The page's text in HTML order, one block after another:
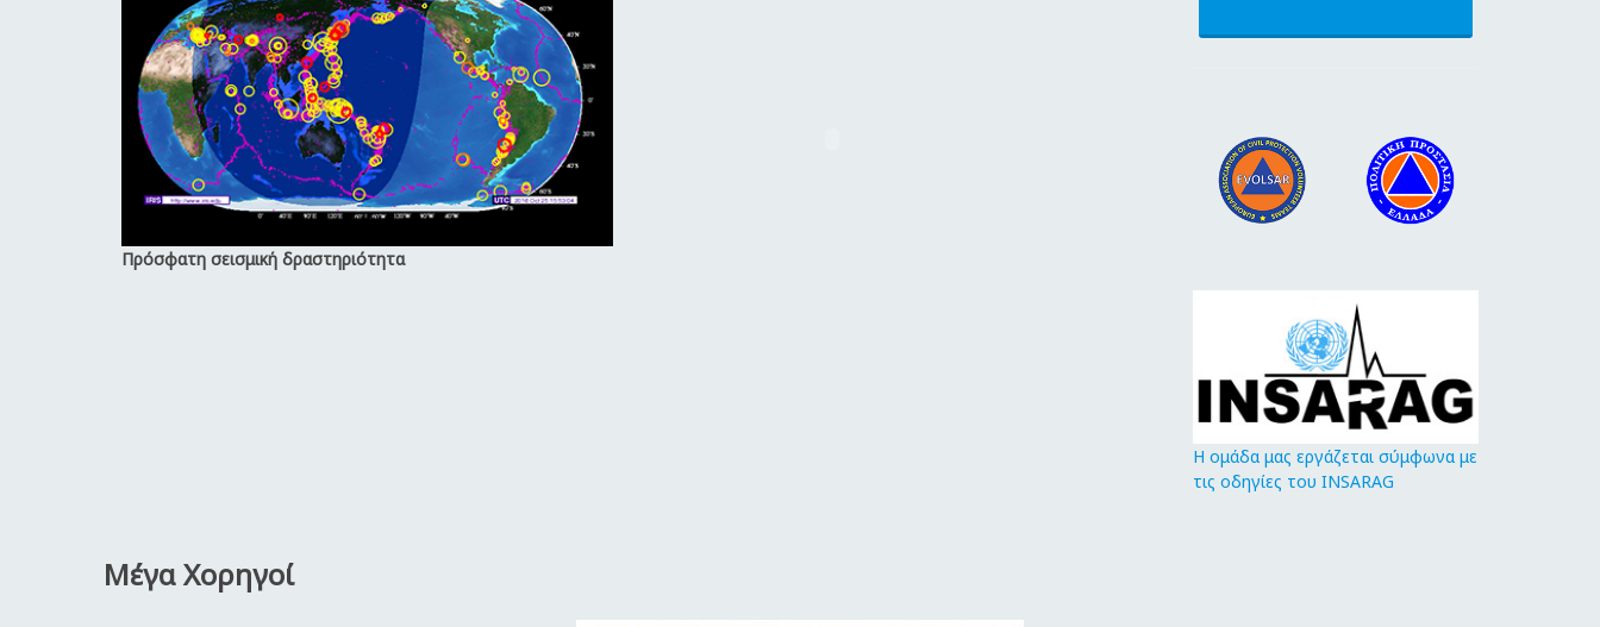
Πρόσφατη σεισμική δραστηριότητα
Η ομάδα μας εργάζεται σύμφωνα με
τις οδηγίες του INSARAG
Μέγα Χορηγοί